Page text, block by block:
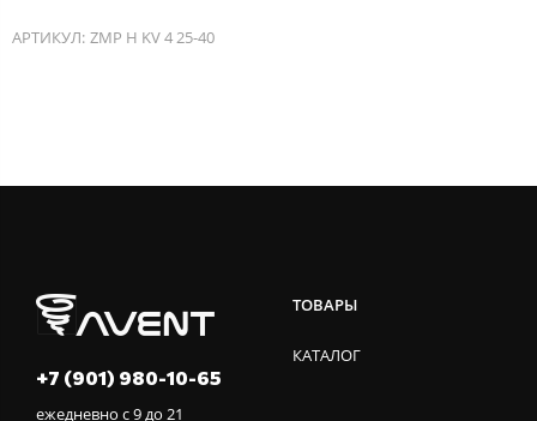
АРТИКУЛ: ZMP H KV 4 25-40
+7 (901) 980-10-65
ежедневно с 9 до 21
ТОВАРЫ
КАТАЛОГ